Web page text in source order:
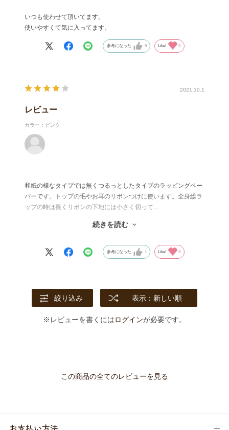
いつも使わせて頂いてます。
使いやすくて気に入ってます。
参考になった 0 Like! 0
2021.10.1
レビュー
カラー：ピンク
和紙の様なタイプでは無くつるっとしたタイプのラッピングペー
パーです。トップの毛やお耳のリボンつけに使います。全身総ラ
ップの時は長くリボンの下地には小さく切って…
き込みが少なく巻きやすいです。巻いた後の厚みもあまり出る事
続きを読む
参考になった 1 Like! 0
絞り込み 表示：新しい順
※レビューを書くにはログインが必要です。
この商品の全てのレビューを見る